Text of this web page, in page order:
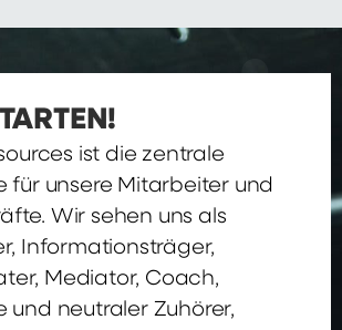
ist die zentrale
für unsere Mitarbeiter und
Wir sehen uns als
Informationsträger,
Mediator, Coach,
und neutraler Zuhörer,